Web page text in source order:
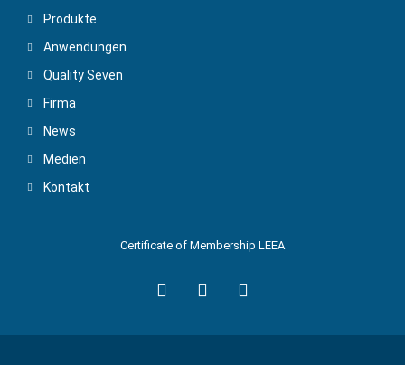
Produkte
Anwendungen
Quality Seven
Firma
News
Medien
Kontakt
Certificate of Membership LEEA